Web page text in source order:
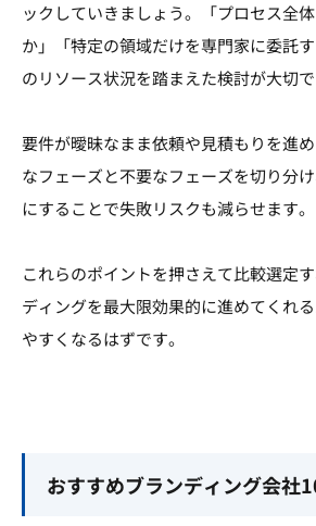
ックしていきましょう。「プロセス全
か」「特定の領域だけを専門家に委託
のリソース状況を踏まえた検討が大切で
要件が曖昧なまま依頼や見積もりを進
なフェーズと不要なフェーズを切り分
にすることで失敗リスクも減らせます。
これらのポイントを押さえて比較選定
ディングを最大限効果的に進めてくれ
やすくなるはずです。
おすすめブランディング会社